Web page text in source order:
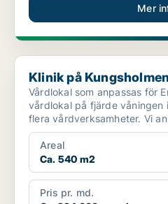
Mer
Klinik på Kungsholmen
Klinik på Kungsholmen
Vårdlokal som anpassas för
vårdlokal på fjärde
flera vårdverksamheter. Vi
beho...
Areal
Ca. 540 m2
Pris pr. md.